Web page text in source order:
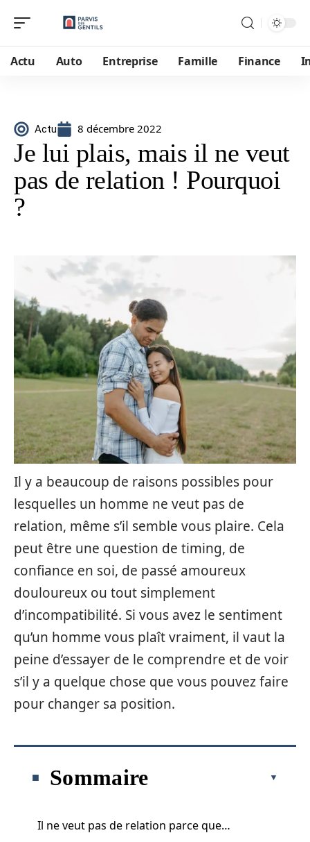
Actu Auto Entreprise Famille Finance
Actu 8 décembre 2022
Je lui plais, mais il ne veut
pas de relation ! Pourquoi
?
Il y a beaucoup de raisons possibles pour
lesquelles un homme ne veut pas de
relation, même s’il semble vous plaire. Cela
peut être une question de timing, de
confiance en soi, de passé amoureux
douloureux ou tout simplement
d’incompatibilité. Si vous avez le sentiment
qu’un homme vous plaît vraiment, il vaut la
peine d’essayer de le comprendre et de voir
s’il y a quelque chose que vous pouvez faire
pour changer sa position.
Sommaire
Il ne veut pas de relation parce que…